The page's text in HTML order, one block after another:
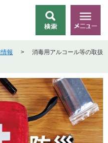
索
メ
ニ
ー
報 >
消毒用アルコール等の取扱